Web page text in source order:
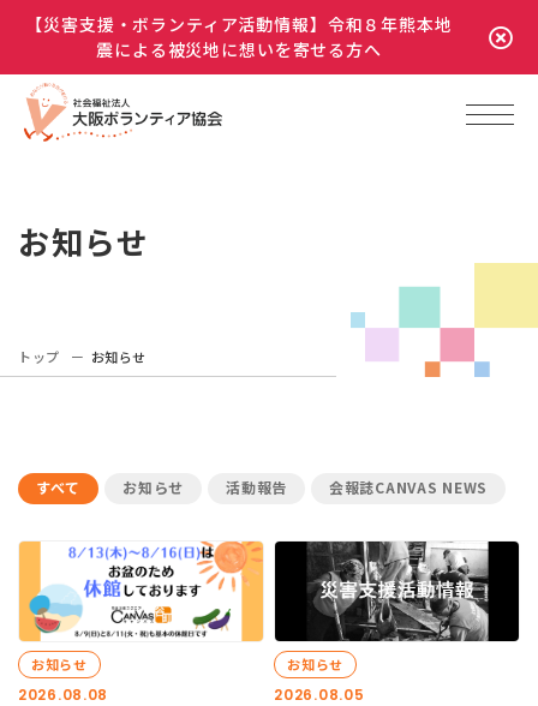
【災害支援・ボランティア活動情報】令和８年熊本地
震による被災地に想いを寄せる方へ
お知らせ
トップ お知らせ
すべて お知らせ 活動報告 会報誌CANVAS NEWS
2026.08.08
お知らせ
2026.08.05
お知らせ